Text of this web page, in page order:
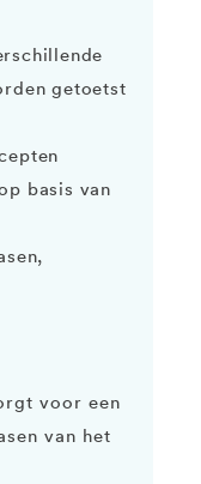
getoetst
basis van
voor een
van het